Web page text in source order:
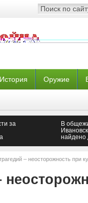
История Оружие
за
В
найдено
– неосторожность при